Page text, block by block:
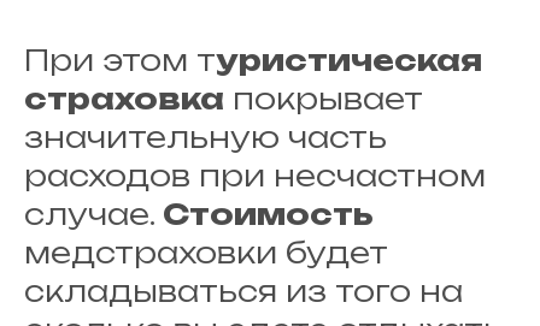
При этом туристическая
страховка покрывает
значительную часть
расходов при несчастном
случае. Стоимость
медстраховки будет
складываться из того на